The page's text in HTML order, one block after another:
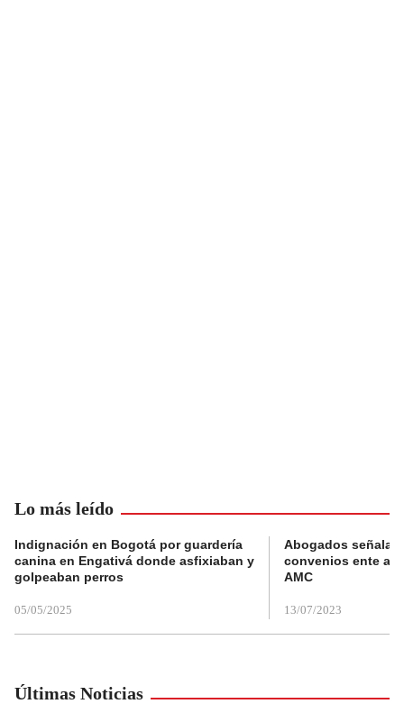
Lo más leído
Indignación en Bogotá por guardería
canina en Engativá donde asfixiaban y
golpeaban perros
05/05/2025
Abogados
convenios ente
AMC
13/07/2023
Últimas Noticias